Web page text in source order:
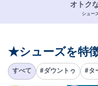
オトク
シュー
★シューズを特
すべて #ダウントゥ #タ